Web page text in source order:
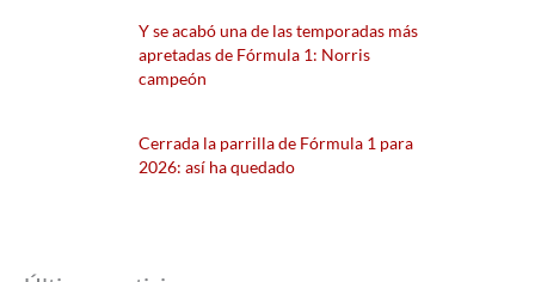
Y se acabó una de las temporadas más
apretadas de Fórmula 1: Norris
campeón
Cerrada la parrilla de Fórmula 1 para
2026: así ha quedado